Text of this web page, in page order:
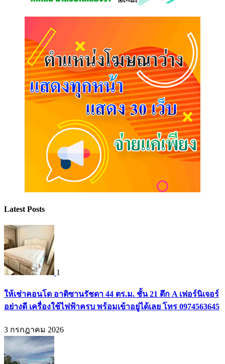
Latest Posts
1
ให้เช่าคอนโด อาติซานรัชดา 44 ตร.ม. ชั้น 21 ตึก A เฟอร์นิเจอร์
อย่างดี เครื่องใช้ไฟฟ้าครบ พร้อมเข้าอยู่ได้เลย โทร 0974563645
3 กรกฎาคม 2026